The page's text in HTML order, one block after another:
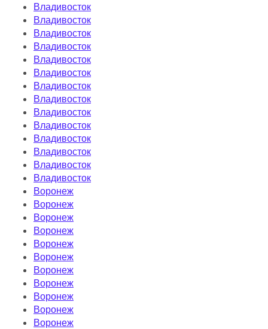
Владивосток
Владивосток
Владивосток
Владивосток
Владивосток
Владивосток
Владивосток
Владивосток
Владивосток
Владивосток
Владивосток
Владивосток
Владивосток
Владивосток
Воронеж
Воронеж
Воронеж
Воронеж
Воронеж
Воронеж
Воронеж
Воронеж
Воронеж
Воронеж
Воронеж